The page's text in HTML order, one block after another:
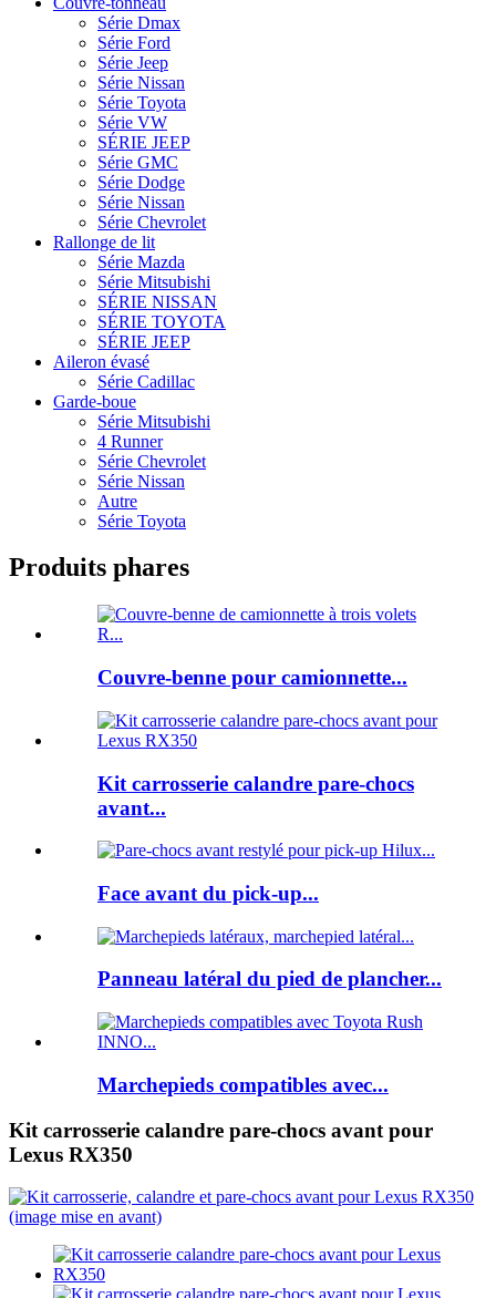
Série Dmax
Série Ford
Série Jeep
Série Nissan
Série Toyota
Série VW
SÉRIE JEEP
Série GMC
Série Dodge
Série Nissan
Série Chevrolet
Rallonge de lit
Série Mazda
Série Mitsubishi
SÉRIE NISSAN
SÉRIE TOYOTA
SÉRIE JEEP
Aileron évasé
Série Cadillac
Garde-boue
Série Mitsubishi
4 Runner
Série Chevrolet
Série Nissan
Autre
Série Toyota
Produits phares
Couvre-benne pour camionnette...
Kit carrosserie calandre pare-chocs
avant...
Face avant du pick-up...
Panneau latéral du pied de plancher...
Marchepieds compatibles avec...
Kit carrosserie calandre pare-chocs avant pour
Lexus RX350